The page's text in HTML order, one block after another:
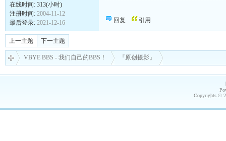
在线时间: 313(小时)
注册时间: 2004-11-12
最后登录: 2021-12-16
回复
引用
上一主题 下一主题
VBYE BBS - 我们自己的BBS！ 『原创摄影』
Copyrights ©